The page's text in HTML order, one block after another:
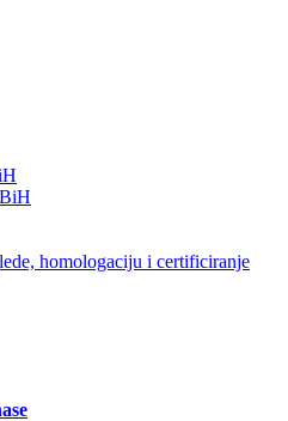
homologaciju i certificiranje